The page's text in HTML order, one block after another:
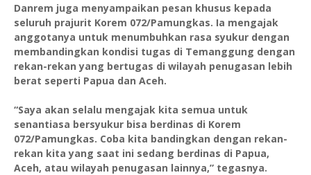
Danrem juga menyampaikan pesan khusus kepada
seluruh prajurit Korem 072/Pamungkas. Ia mengajak
anggotanya untuk menumbuhkan rasa syukur dengan
membandingkan kondisi tugas di Temanggung dengan
rekan-rekan yang bertugas di wilayah penugasan lebih
berat seperti Papua dan Aceh.
“Saya akan selalu mengajak kita semua untuk
senantiasa bersyukur bisa berdinas di Korem
072/Pamungkas. Coba kita bandingkan dengan rekan-
rekan kita yang saat ini sedang berdinas di Papua,
Aceh, atau wilayah penugasan lainnya,” tegasnya.